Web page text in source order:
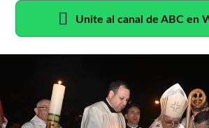
Unite al canal de ABC en